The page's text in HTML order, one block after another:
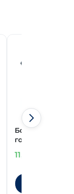
Болт
головка цинк
прочности 8.8
11,20